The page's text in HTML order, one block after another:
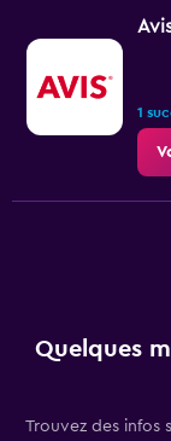
1
Quelques
Trouvez des infos